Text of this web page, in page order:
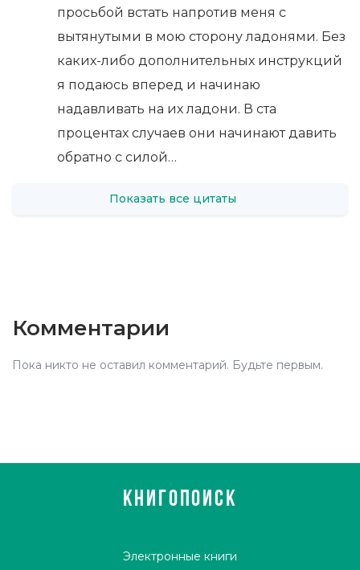
просьбой встать напротив меня с
вытянутыми в мою сторону ладонями. Без
каких-либо дополнительных инструкций
я подаюсь вперед и начинаю
надавливать на их ладони. В ста
процентах случаев они начинают давить
обратно с силой…
Показать все цитаты
Комментарии
Пока никто не оставил комментарий. Будьте первым.
КНИГОПОИСК
Электронные книги